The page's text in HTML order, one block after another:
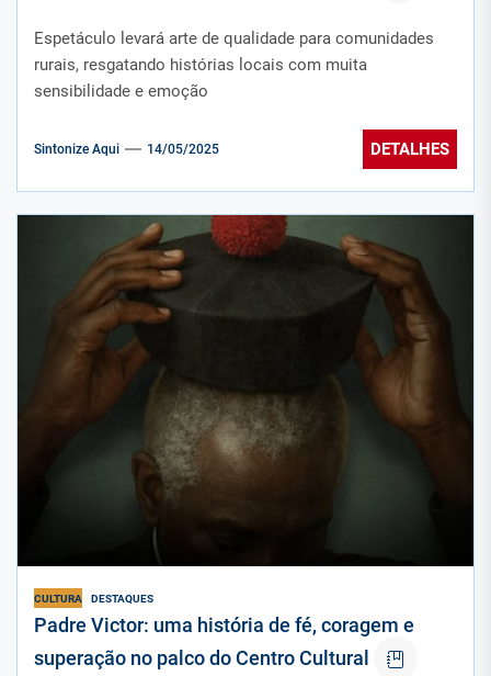
Espetáculo levará arte de qualidade para comunidades
rurais, resgatando histórias locais com muita
sensibilidade e emoção
Sintonize Aqui 14/05/2025 DETALHES
CULTURA DESTAQUES
Padre Victor: uma história de fé, coragem e
superação no palco do Centro Cultural